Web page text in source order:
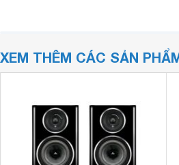
XEM THÊM CÁC SẢN